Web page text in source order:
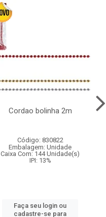
Cordao bolinha 2m
Código: 830822
Embalagem: Unidade
Caixa Com: 144 Unidade(s)
IPI: 13%
Faça seu login ou
cadastre-se para